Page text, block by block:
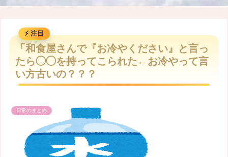
M
u
t
e
「和食屋さんで『お冷やください』と言っ
たら◯◯を持ってこられた←お冷やって言
い方古いの？？？
日常のまとめ